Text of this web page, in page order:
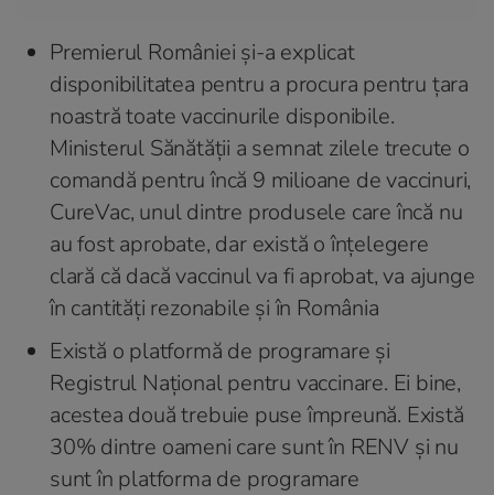
Premierul României și-a explicat
disponibilitatea pentru a procura pentru țara
noastră toate vaccinurile disponibile.
Ministerul Sănătății a semnat zilele trecute o
comandă pentru încă 9 milioane de vaccinuri,
CureVac, unul dintre produsele care încă nu
au fost aprobate, dar există o înțelegere
clară că dacă vaccinul va fi aprobat, va ajunge
în cantități rezonabile și în România
Există o platformă de programare și
Registrul Național pentru vaccinare. Ei bine,
acestea două trebuie puse împreună. Există
30% dintre oameni care sunt în RENV și nu
sunt în platforma de programare